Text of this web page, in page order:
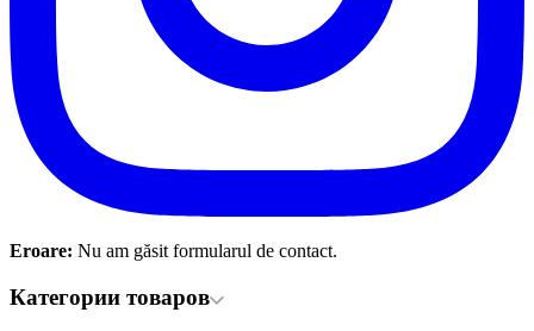
Eroare: Nu am găsit formularul de contact.
Категории товаров